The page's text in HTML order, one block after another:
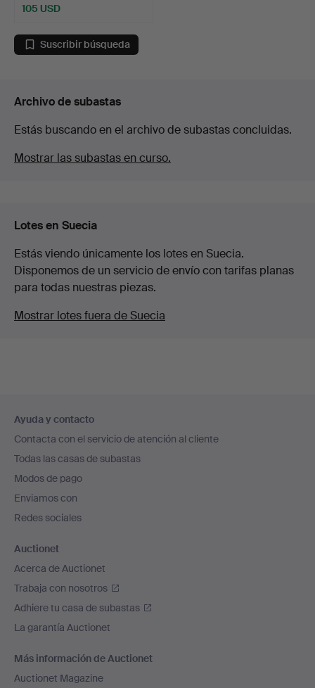
105 USD
Suscribir búsqueda
Archivo de subastas
Estás buscando en el archivo de subastas concluidas.
Mostrar las subastas en curso.
Lotes en Suecia
Estás viendo únicamente los lotes en Suecia.
Disponemos de un servicio de envío con tarifas planas
para todas nuestras piezas.
Mostrar lotes fuera de Suecia
en
el
pie
de
página
Ayuda y contacto
Contacta con el servicio de atención al cliente
Todas las casas de subastas
Modos de pago
Enviamos con
Redes sociales
Auctionet
Acerca de Auctionet
Trabaja con nosotros
Adhiere tu casa de subastas
La garantía Auctionet
Más información de Auctionet
Auctionet Magazine